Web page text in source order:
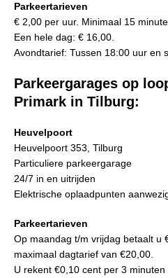
Parkeertarieven
€ 2,00 per uur. Minimaal 15
Een hele dag: € 16,00.
Avondtarief: Tussen 18:00 uur en
Parkeergarages op
Primark in Tilburg:
Heuvelpoort
Heuvelpoort 353, Tilburg
Particuliere parkeergarage
24/7 in en uitrijden
Elektrische oplaadpunten
Parkeertarieven
Op maandag t/m vrijdag betaalt u
maximaal dagtarief van €20,00.
U rekent €0,10 cent per 3 minuten